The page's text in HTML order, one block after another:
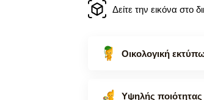
Δείτε την εικόνα στο
Οικολογική
Υψηλής